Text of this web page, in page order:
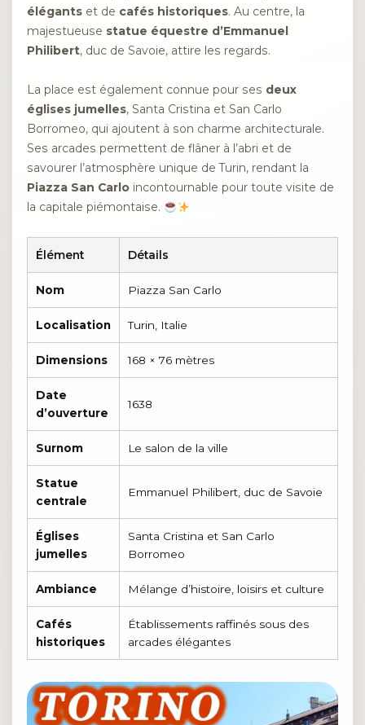
élégants et de cafés historiques. Au centre, la
majestueuse statue équestre d’Emmanuel
Philibert, duc de Savoie, attire les regards.
La place est également connue pour ses deux
églises jumelles, Santa Cristina et San Carlo
Borromeo, qui ajoutent à son charme architecturale.
Ses arcades permettent de flâner à l’abri et de
savourer l’atmosphère unique de Turin, rendant la
Piazza San Carlo incontournable pour toute visite de
la capitale piémontaise.
Élément Détails
Nom Piazza San Carlo
Localisation Turin, Italie
Dimensions 168 × 76 mètres
Date
d’ouverture
1638
Surnom Le salon de la ville
Statue
centrale
Emmanuel Philibert, duc de Savoie
Églises
jumelles
Santa Cristina et San Carlo
Borromeo
Ambiance Mélange d’histoire, loisirs et culture
Cafés
historiques
Établissements raffinés sous des
arcades élégantes